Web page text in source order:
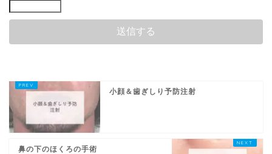
小顔＆歯ぎしり予防注射
鼻の下のほくろの手術